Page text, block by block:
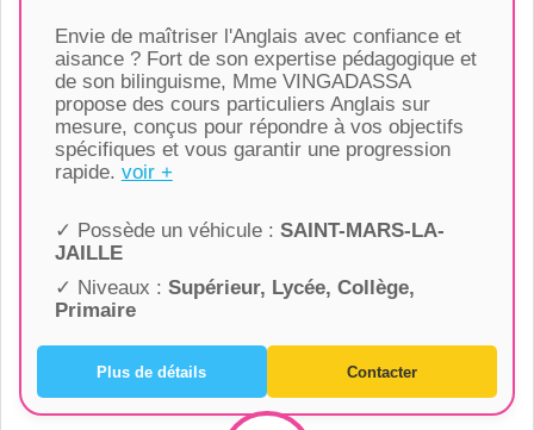
Envie de maîtriser l'Anglais avec confiance et
aisance ? Fort de son expertise pédagogique et
de son bilinguisme, Mme VINGADASSA
propose des cours particuliers Anglais sur
mesure, conçus pour répondre à vos objectifs
spécifiques et vous garantir une progression
rapide. voir +
✓ Possède un véhicule : SAINT-MARS-LA-
JAILLE
✓ Niveaux : Supérieur, Lycée, Collège,
Primaire
Plus de détails Contacter